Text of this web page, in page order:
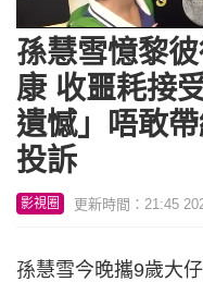
Unmute Loaded
19.63%
孫慧雪憶黎
康 收噩耗接
遺憾」唔敢
投訴
影視圈 更新時間：21:45
孫慧雪今晚攜9歲大